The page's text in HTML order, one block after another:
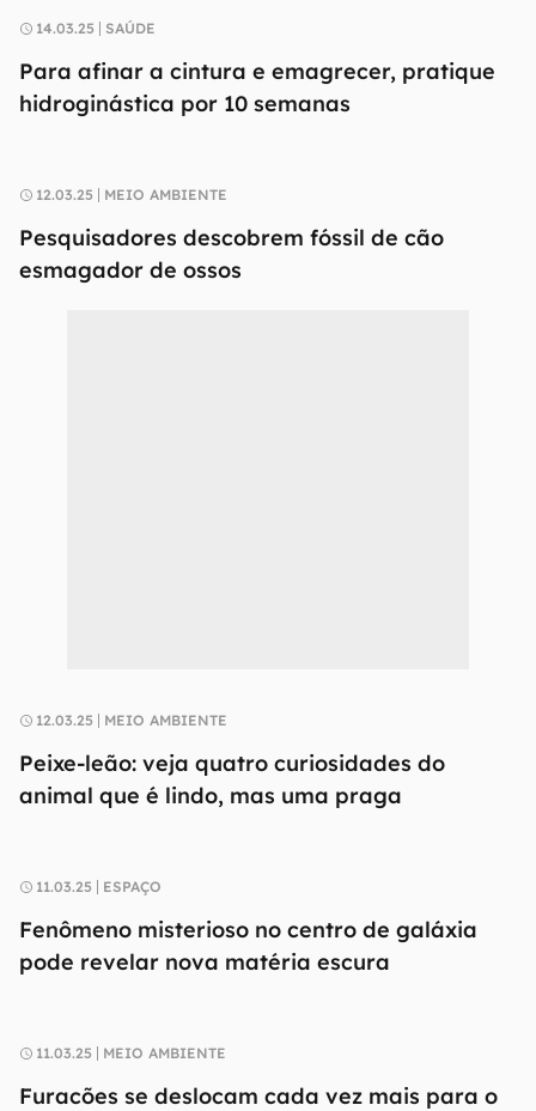
14.03.25 SAÚDE
Para afinar a cintura e emagrecer, pratique
hidroginástica por 10 semanas
12.03.25 MEIO AMBIENTE
Pesquisadores descobrem fóssil de cão
esmagador de ossos
12.03.25 MEIO AMBIENTE
Peixe-leão: veja quatro curiosidades do
animal que é lindo, mas uma praga
11.03.25 ESPAÇO
Fenômeno misterioso no centro de galáxia
pode revelar nova matéria escura
11.03.25 MEIO AMBIENTE
Furacões se deslocam cada vez mais para o